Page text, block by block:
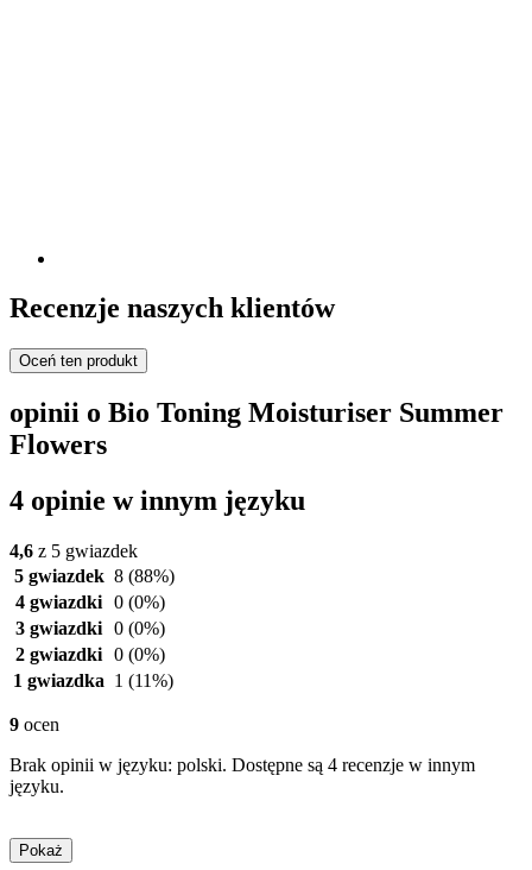
Recenzje naszych klientów
Oceń ten produkt
opinii o Bio Toning Moisturiser Summer
Flowers
4 opinie w innym języku
4,6 z 5 gwiazdek
5 gwiazdek 8 (88%)
4 gwiazdki 0 (0%)
3 gwiazdki 0 (0%)
2 gwiazdki 0 (0%)
1 gwiazdka 1 (11%)
9 ocen
Brak opinii w języku: polski. Dostępne są 4 recenzje w innym
języku.
Pokaż